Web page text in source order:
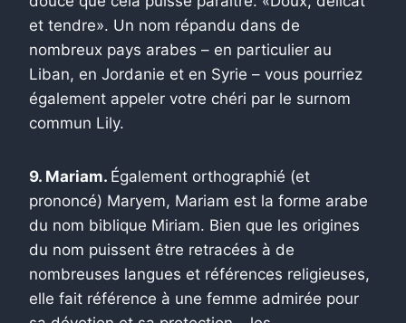
et tendre». Un nom répandu dans de
nombreux pays arabes – en particulier au
Liban, en Jordanie et en Syrie – vous pourriez
également appeler votre chéri par le surnom
commun Lily.
9. Mariam. Également orthographié (et
prononcé) Maryem, Mariam est la forme arabe
du nom biblique Miriam. Bien que les origines
du nom puissent être retracées à de
nombreuses langues et références religieuses,
elle fait référence à une femme admirée pour